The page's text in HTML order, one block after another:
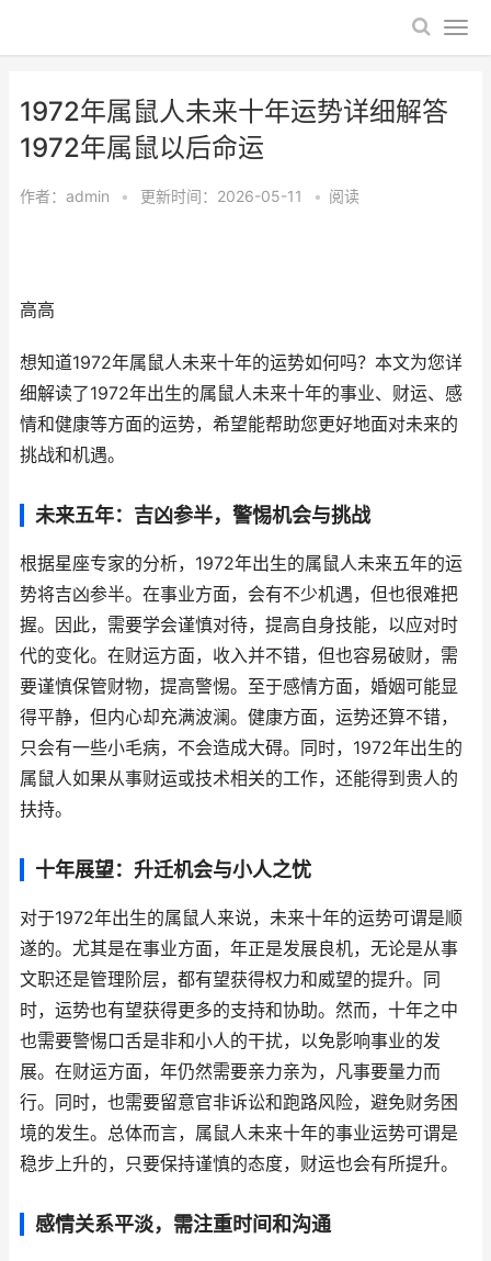
1972年属鼠人未来十年运势详细解答
1972年属鼠以后命运
作者： admin • 更新时间：2026-05-11 • 阅读
高高
想知道1972年属鼠人未来十年的运势如何吗？本文为您详
细解读了1972年出生的属鼠人未来十年的事业、财运、感
情和健康等方面的运势，希望能帮助您更好地面对未来的
挑战和机遇。
未来五年：吉凶参半，警惕机会与挑战
根据星座专家的分析，1972年出生的属鼠人未来五年的运
势将吉凶参半。在事业方面，会有不少机遇，但也很难把
握。因此，需要学会谨慎对待，提高自身技能，以应对时
代的变化。在财运方面，收入并不错，但也容易破财，需
要谨慎保管财物，提高警惕。至于感情方面，婚姻可能显
得平静，但内心却充满波澜。健康方面，运势还算不错，
只会有一些小毛病，不会造成大碍。同时，1972年出生的
属鼠人如果从事财运或技术相关的工作，还能得到贵人的
扶持。
十年展望：升迁机会与小人之忧
对于1972年出生的属鼠人来说，未来十年的运势可谓是顺
遂的。尤其是在事业方面，年正是发展良机，无论是从事
文职还是管理阶层，都有望获得权力和威望的提升。同
时，运势也有望获得更多的支持和协助。然而，十年之中
也需要警惕口舌是非和小人的干扰，以免影响事业的发
展。在财运方面，年仍然需要亲力亲为，凡事要量力而
行。同时，也需要留意官非诉讼和跑路风险，避免财务困
境的发生。总体而言，属鼠人未来十年的事业运势可谓是
稳步上升的，只要保持谨慎的态度，财运也会有所提升。
感情关系平淡，需注重时间和沟通